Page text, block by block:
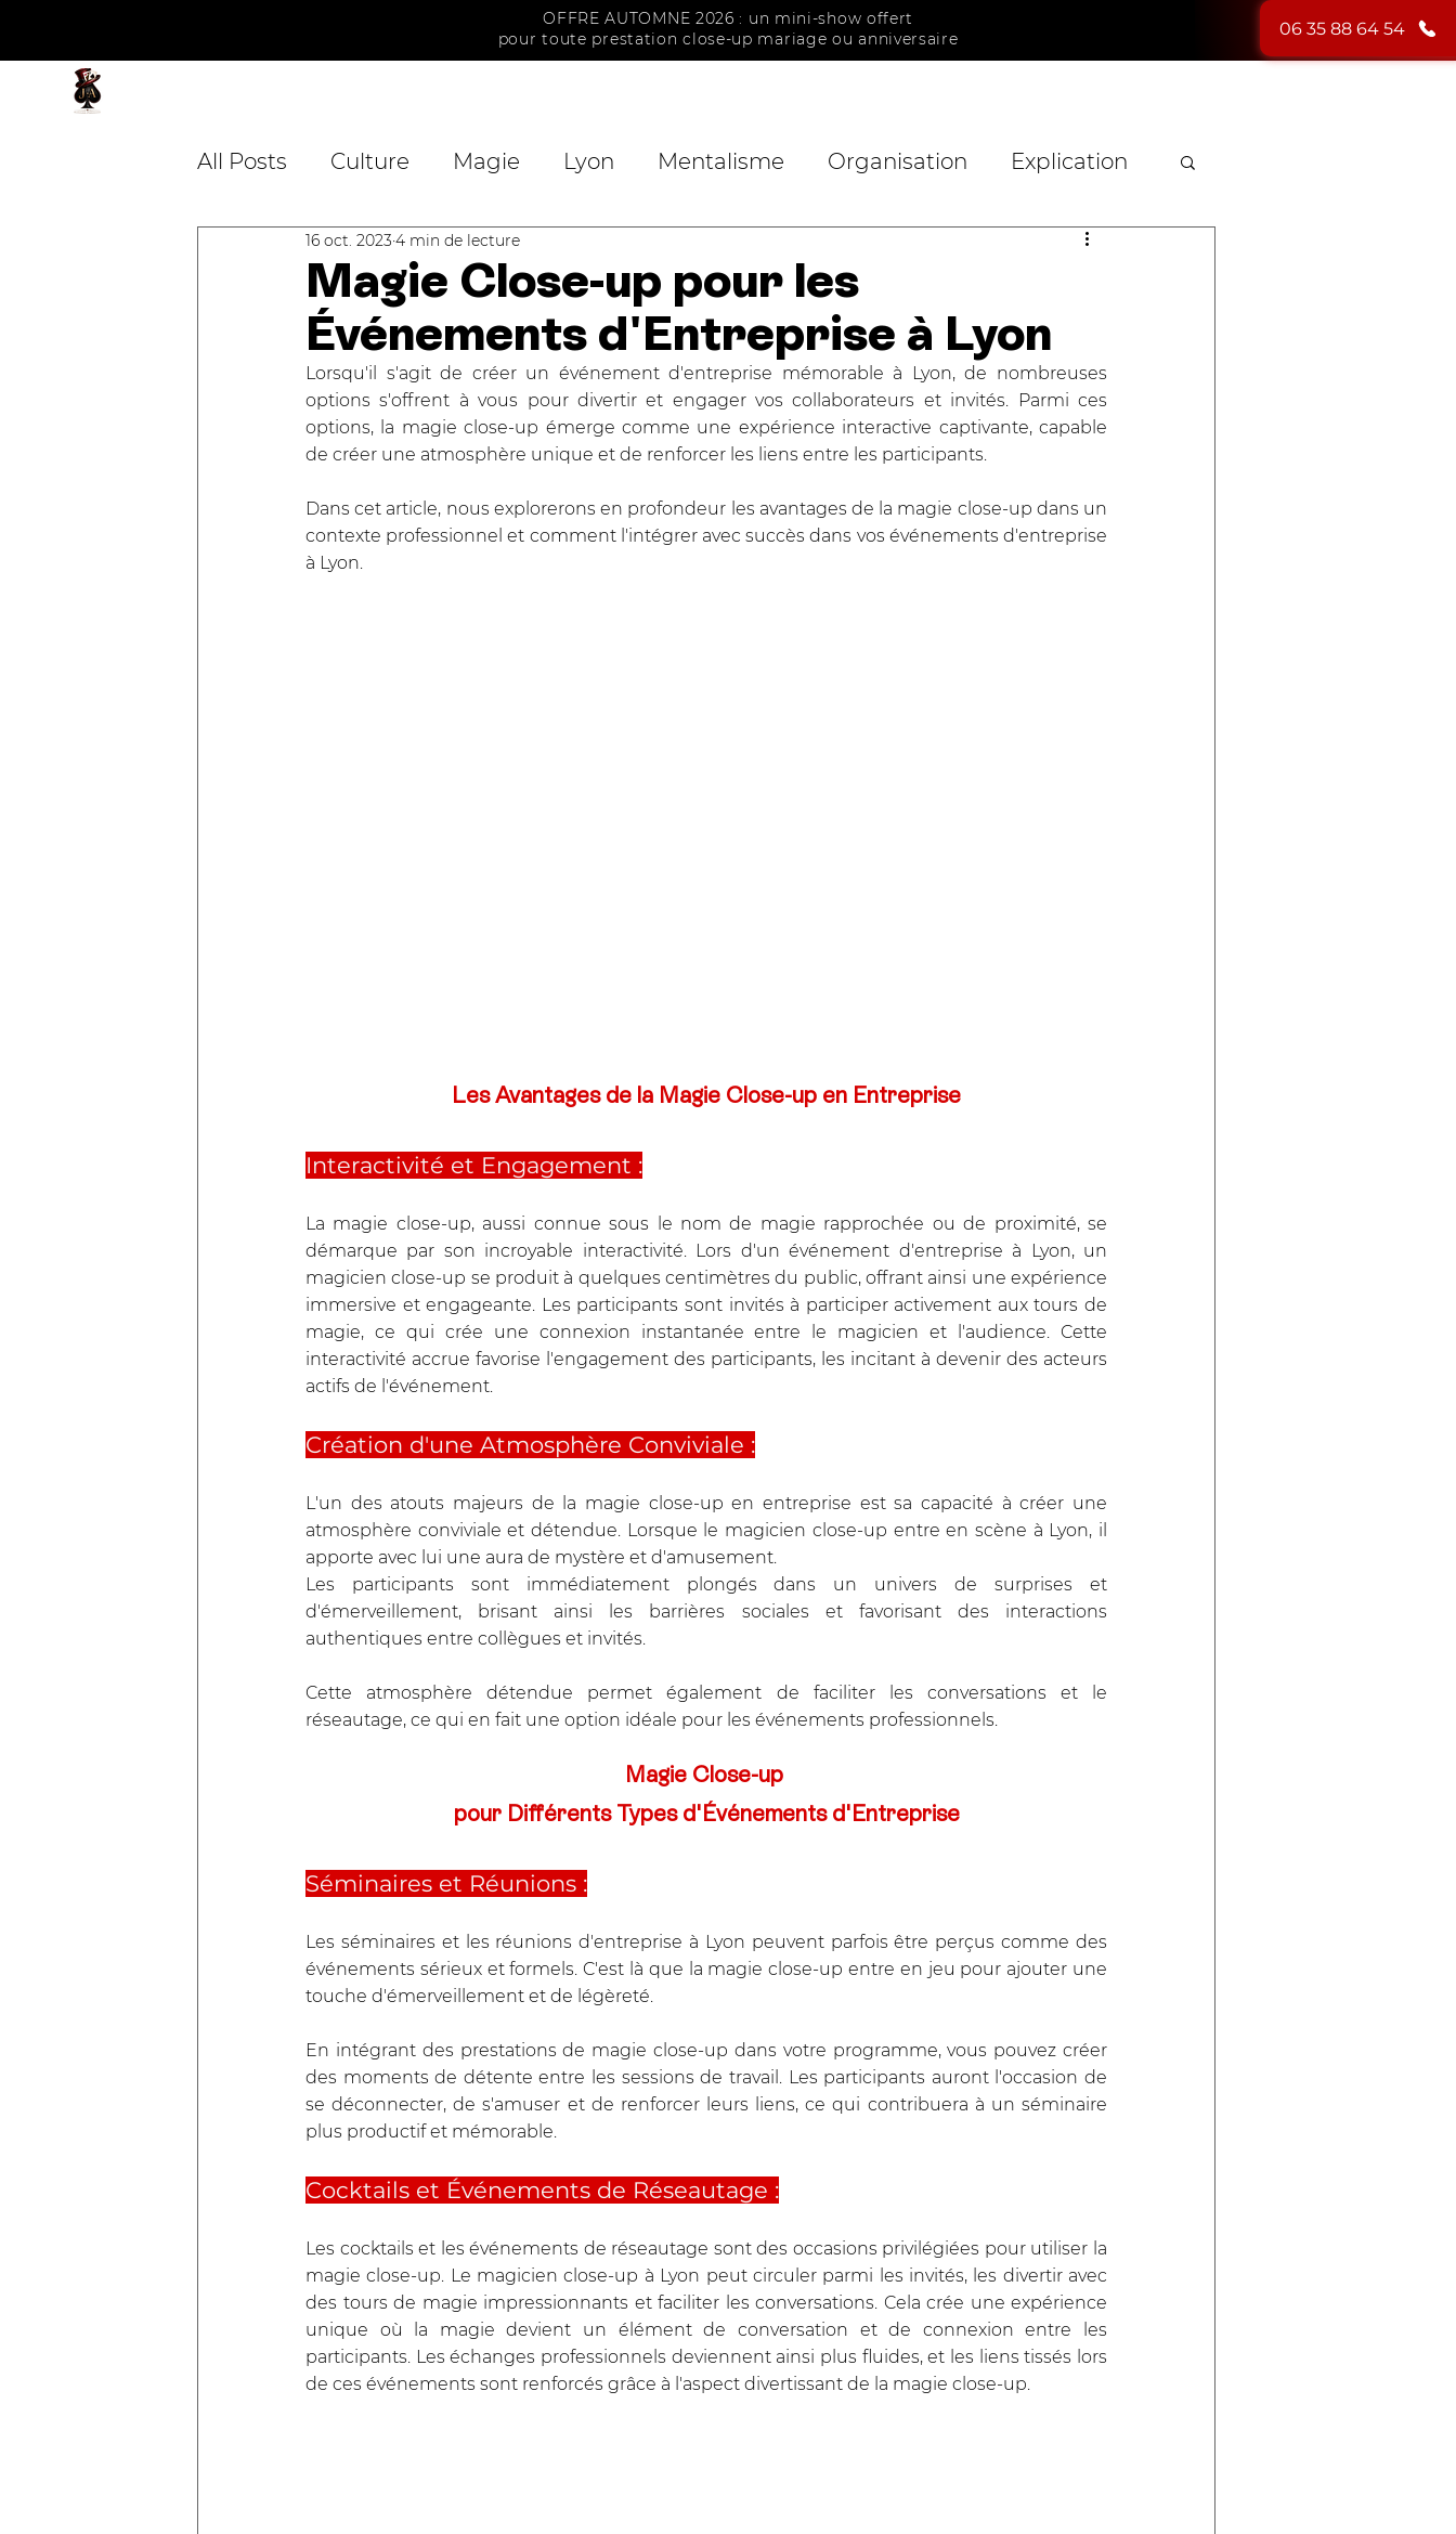
OFFRE AUTOMNE 2026 : un mini-show offert
pour toute prestation close-up mariage ou anniversaire
06 35 88 64 54
All Posts Culture Magie Lyon Mentalisme Organisation Explication
Mariage Entreprise
Blackpool Magic Convention Harry Potter Actualité
Magie Close-up pour les
Événements d'Entreprise à Lyon
16 oct. 2023 4 min de lecture
Lorsqu'il s'agit de créer un événement d'entreprise mémorable à Lyon, de nombreuses
options s'offrent à vous pour divertir et engager vos collaborateurs et invités. Parmi ces
options, la magie close-up émerge comme une expérience interactive captivante, capable
de créer une atmosphère unique et de renforcer les liens entre les participants.
Dans cet article, nous explorerons en profondeur les avantages de la magie close-up dans un
contexte professionnel et comment l'intégrer avec succès dans vos événements d'entreprise
à Lyon.
Les Avantages de la Magie Close-up en Entreprise
Interactivité et Engagement :
La magie close-up, aussi connue sous le nom de magie rapprochée ou de proximité, se
démarque par son incroyable interactivité. Lors d'un événement d'entreprise à Lyon, un
magicien close-up se produit à quelques centimètres du public, offrant ainsi une expérience
immersive et engageante. Les participants sont invités à participer activement aux tours de
magie, ce qui crée une connexion instantanée entre le magicien et l'audience. Cette
interactivité accrue favorise l'engagement des participants, les incitant à devenir des acteurs
actifs de l'événement.
Création d'une Atmosphère Conviviale :
L'un des atouts majeurs de la magie close-up en entreprise est sa capacité à créer une
atmosphère conviviale et détendue. Lorsque le magicien close-up entre en scène à Lyon, il
apporte avec lui une aura de mystère et d'amusement.
Les participants sont immédiatement plongés dans un univers de surprises et
d'émerveillement, brisant ainsi les barrières sociales et favorisant des interactions
authentiques entre collègues et invités.
Cette atmosphère détendue permet également de faciliter les conversations et le
réseautage, ce qui en fait une option idéale pour les événements professionnels.
Magie Close-up
pour Différents Types d'Événements d'Entreprise
Séminaires et Réunions :
Les séminaires et les réunions d'entreprise à Lyon peuvent parfois être perçus comme des
événements sérieux et formels. C'est là que la magie close-up entre en jeu pour ajouter une
touche d'émerveillement et de légèreté.
En intégrant des prestations de magie close-up dans votre programme, vous pouvez créer
des moments de détente entre les sessions de travail. Les participants auront l'occasion de
se déconnecter, de s'amuser et de renforcer leurs liens, ce qui contribuera à un séminaire
plus productif et mémorable.
Cocktails et Événements de Réseautage :
Les cocktails et les événements de réseautage sont des occasions privilégiées pour utiliser la
magie close-up. Le magicien close-up à Lyon peut circuler parmi les invités, les divertir avec
des tours de magie impressionnants et faciliter les conversations. Cela crée une expérience
unique où la magie devient un élément de conversation et de connexion entre les
participants. Les échanges professionnels deviennent ainsi plus fluides, et les liens tissés lors
de ces événements sont renforcés grâce à l'aspect divertissant de la magie close-up.